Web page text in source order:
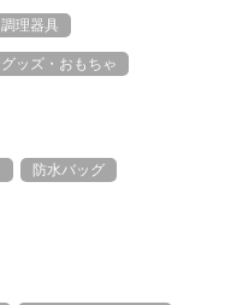
調理器具
ッズ・おもちゃ
防水バッグ